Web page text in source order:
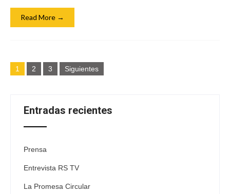
Read More →
Navegación
de
1 2 3 Siguientes
Entradas recientes
Prensa
Entrevista RS TV
La Promesa Circular